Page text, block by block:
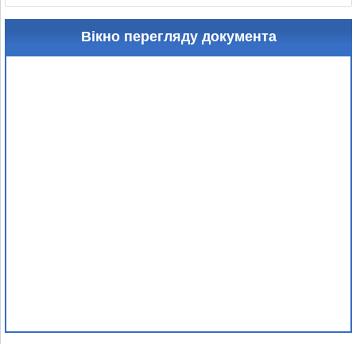
Вікно перегляду документа